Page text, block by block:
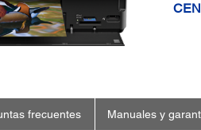
frecuentes Manuales y